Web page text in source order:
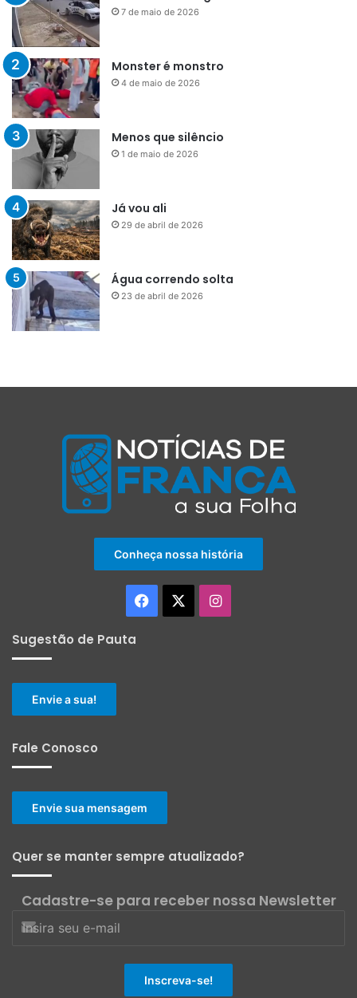
7 de maio de 2026
Monster é monstro
4 de maio de 2026
Menos que silêncio
1 de maio de 2026
Já vou ali
29 de abril de 2026
Água correndo solta
23 de abril de 2026
Conheça nossa história
Facebook Instagram
Sugestão de Pauta
Envie a sua!
Fale Conosco
Envie sua mensagem
Quer se manter sempre atualizado?
Cadastre-se para receber nossa Newsletter